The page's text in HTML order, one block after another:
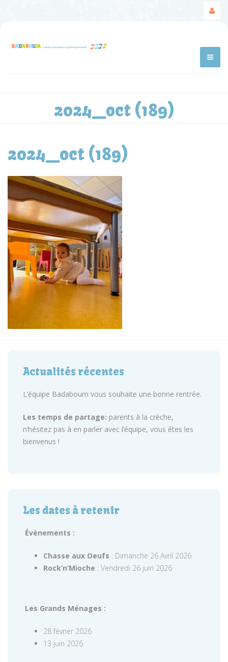
2024_oct (189)
2024_oct (189)
Actualités récentes
L’équipe Badaboum vous souhaite une bonne rentrée.
Les temps de partage: parents à la crèche,
n’hésitez pas à en parler avec l’équipe, vous êtes les
bienvenus !
Les dates à retenir
Évènements :
Chasse aux Oeufs : Dimanche 26 Avril 2026
Rock’n’Mioche : Vendredi 26 juin 2026
Les Grands Ménages :
28 février 2026
13 juin 2026